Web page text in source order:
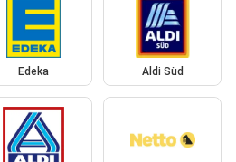
Edeka Aldi Süd